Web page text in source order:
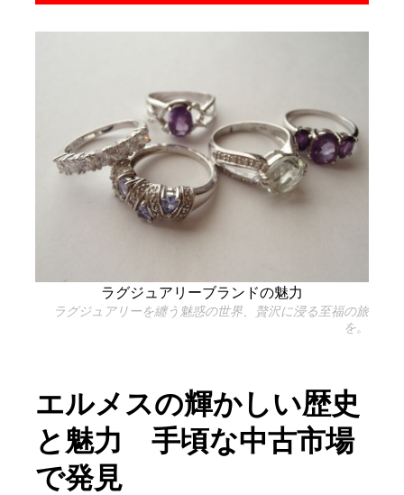
ラグジュアリーブランドの魅力
ラグジュアリーを纏う魅惑の世界、贅沢に浸る至福の旅
を。
エルメスの輝かしい歴史
と魅力 手頃な中古市場
で発見